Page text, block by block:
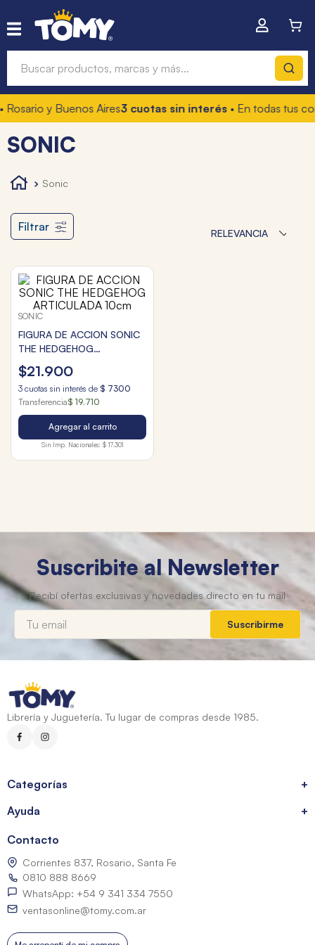
y Buenos Aires3 cuotas sin interés• En todas tus
SONIC
sonic
Filtrar RELEVANCIA
SONIC
FIGURA DE ACCION SONIC
THE HEDGEHOG
ARTICULADA 10cm
$21.900
3 cuotas sin interés de $ 7300
Transferencia$ 19.710
Agregar al carrito
Sin Imp. Nacionales: $ 17.301
Suscribite al Newsletter
Suscribirme
Librería y Juguetería. Tu lugar de compras desde 1985.
Categorías
+
Ayuda
+
Contacto
Corrientes 837, Rosario, Santa Fe
0810 888 8669
WhatsApp: +54 9 341 334 7550
ventasonline@tomy.com.ar
Términos más buscados
1.
hot wheels
3.
marcadores